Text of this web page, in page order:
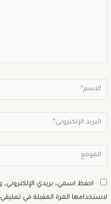
احفظ اسمي، بريدي الإلكتروني،
المرة المقبلة في تعليقي.